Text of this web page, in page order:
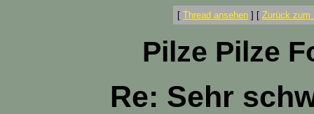
[ Thread ansehen ] [ Zurück zum
Pilze Pilze
Re: Sehr